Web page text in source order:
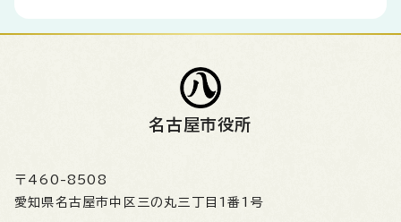
名古屋市役所
〒460-8508
愛知県名古屋市中区三の丸三丁目1番1号